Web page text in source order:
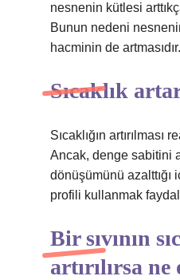
nesnenin kütlesi
Bunun nedeni
hacminin de artmasıdır.
Sıcaklık
Sıcaklığın artırılması
Ancak, denge sabitini
dönüşümünü azalttığı
profili kullanmak
Bir sıvının
artırılırsa